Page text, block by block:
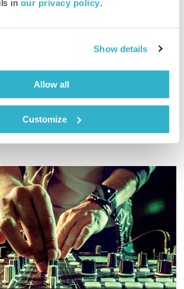
in our privacy policy.
Show details
Allow all
Customize
26.10.23
01:28:48
מוזיקה מנחמת עם לירון תאני, והפעם –